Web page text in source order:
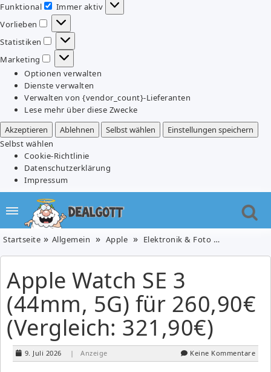
Funktional
Funktional
Immer aktiv
Vorlieben
Vorlieben
Statistiken
Statistiken
Marketing
Marketing
Optionen verwalten
Dienste verwalten
Verwalten von {vendor_count}-Lieferanten
Lese mehr über diese Zwecke
Akzeptieren
Ablehnen Selbst wählen
Einstellungen speichern
Selbst wählen
Cookie-Richtlinie
Datenschutzerklärung
Impressum
Startseite Allgemein Apple Elektronik & Foto
Apple Watch SE 3
(44mm, 5G) für 260,90€
(Vergleich: 321,90€)
9. Juli 2026 | Anzeige Keine Kommentare